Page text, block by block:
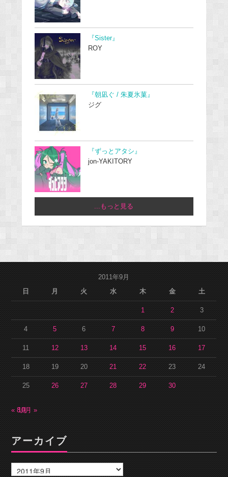
『Sister』
ROY
『朝凪ぐ / 朱夏氷菓』
ジグ
『ずっとアタシ』
jon-YAKITORY
...もっと見る
2011年9月
日
月 火 水 木 金 土
1 2 3
4 5 6 7 8 9 10
11 12 13 14 15 16 17
18 19 20 21 22 23 24
25 26 27 28 29 30
« 8月
10月 »
アーカイブ
ー